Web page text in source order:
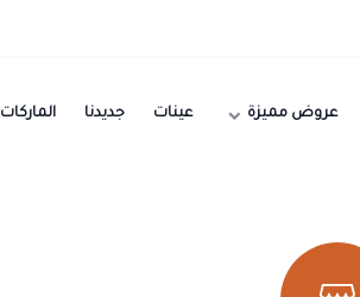
عروض مميزة عينات جديدنا الماركات